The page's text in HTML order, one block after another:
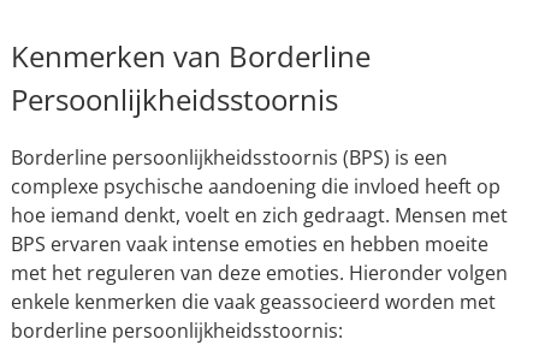
Kenmerken van Borderline
Persoonlijkheidsstoornis
Borderline persoonlijkheidsstoornis (BPS) is een
complexe psychische aandoening die invloed heeft op
hoe iemand denkt, voelt en zich gedraagt. Mensen met
BPS ervaren vaak intense emoties en hebben moeite
met het reguleren van deze emoties. Hieronder volgen
enkele kenmerken die vaak geassocieerd worden met
borderline persoonlijkheidsstoornis: